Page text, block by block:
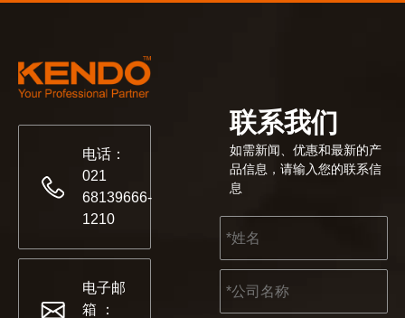
电话：
021
68139666-
1210
电子邮
箱 ：
联系我们
如需新闻、优惠和最新的产
品信息，请输入您的联系信
息